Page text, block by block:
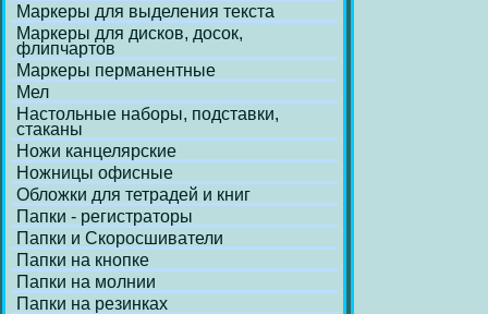
Маркеры для выделения текста
Маркеры для дисков, досок,
флипчартов
Маркеры перманентные
Мел
Настольные наборы, подставки,
стаканы
Ножи канцелярские
Ножницы офисные
Обложки для тетрадей и книг
Папки - регистраторы
Папки и Скоросшиватели
Папки на кнопке
Папки на молнии
Папки на резинках